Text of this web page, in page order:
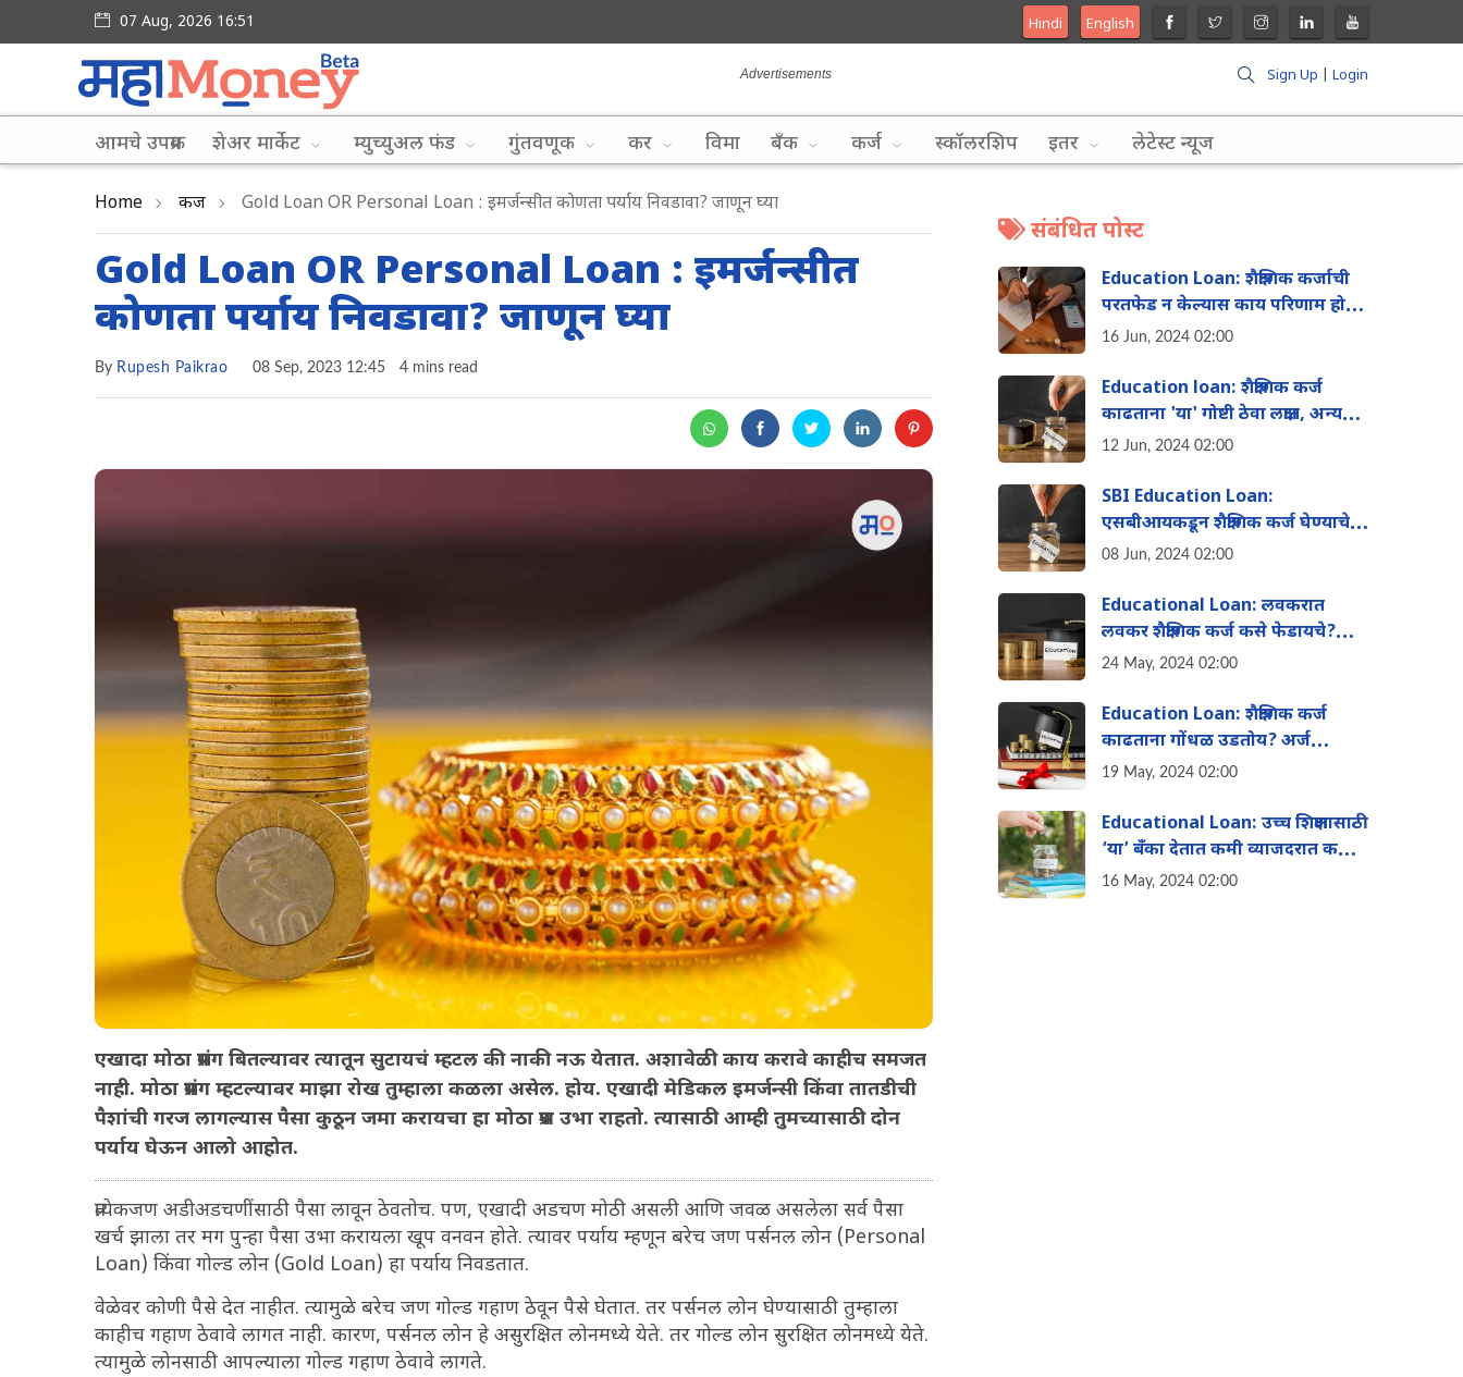
07 Aug, 2026 16:51 Hindi English
Sign Up Login
आमचे उपक्रम शेअर मार्केट म्युच्युअल फंड गुंतवणूक कर विमा बँक कर्ज स्कॉलरशिप इतर लेटेस्ट न्यूज
Home कर्ज Gold Loan OR Personal Loan : इमर्जन्सीत कोणता पर्याय निवडावा? जाणून घ्या
Gold Loan OR Personal Loan : इमर्जन्सीत
कोणता पर्याय निवडावा? जाणून घ्या
By Rupesh Paikrao 08 Sep, 2023 12:45 4 mins read
एखादा मोठा प्रसंग बितल्यावर त्यातून सुटायचं म्हटल की नाकी नऊ येतात. अशावेळी काय करावे काहीच समजत
नाही. मोठा प्रसंग म्हटल्यावर माझा रोख तुम्हाला कळला असेल. होय. एखादी मेडिकल इमर्जन्सी किंवा तातडीची
पैशांची गरज लागल्यास पैसा कुठून जमा करायचा हा मोठा प्रश्न उभा राहतो. त्यासाठी आम्ही तुमच्यासाठी दोन
पर्याय घेऊन आलो आहोत.
प्रत्येकजण अडीअडचणींसाठी पैसा लावून ठेवतोच. पण, एखादी अडचण मोठी असली आणि जवळ असलेला सर्व पैसा
खर्च झाला तर मग पुन्हा पैसा उभा करायला खूप वनवन होते. त्यावर पर्याय म्हणून बरेच जण पर्सनल लोन (Personal
Loan) किंवा गोल्ड लोन (Gold Loan) हा पर्याय निवडतात.
वेळेवर कोणी पैसे देत नाहीत. त्यामुळे बरेच जण गोल्ड गहाण ठेवून पैसे घेतात. तर पर्सनल लोन घेण्यासाठी तुम्हाला
काहीच गहाण ठेवावे लागत नाही. कारण, पर्सनल लोन हे असुरक्षित लोनमध्ये येते. तर गोल्ड लोन सुरक्षित लोनमध्ये येते.
त्यामुळे लोनसाठी आपल्याला गोल्ड गहाण ठेवावे लागते.
संबंधित पोस्ट
Education Loan: शैक्षणिक कर्जाची
परतफेड न केल्यास काय परिणाम होऊ
शकतात? जाणून घ्या
16 Jun, 2024 02:00
Education loan: शैक्षणिक कर्ज
काढताना 'या' गोष्टी ठेवा लक्षात, अन्यथा
भरावे लागतील जास्त पैसे
12 Jun, 2024 02:00
SBI Education Loan:
एसबीआयकडून शैक्षणिक कर्ज घेण्याचे
काय फायदे आहेत? वाचा
08 Jun, 2024 02:00
Educational Loan: लवकरात
लवकर शैक्षणिक कर्ज कसे फेडायचे?
जाणून घ्या या टिप्स
24 May, 2024 02:00
Education Loan: शैक्षणिक कर्ज
काढताना गोंधळ उडतोय? अर्ज
करण्यापूर्वी ही माहिती जाणून घ्याच
19 May, 2024 02:00
Educational Loan: उच्च शिक्षणासाठी
‘या’ बँका देतात कमी व्याजदरात कर्ज,
जाणून घ्या संपूर्ण माहिती
16 May, 2024 02:00